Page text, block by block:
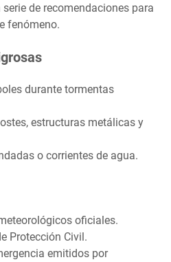
de recomendaciones para
fenómeno.
durante tormentas
estructuras metálicas y
o corrientes de agua.
oficiales.
Protección Civil.
emitidos por